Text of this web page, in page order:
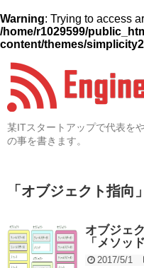
Warning: Trying to access
/home/r1029599/
content/themes/
某ITスタートアップで代表を
の事を書きます。
「 オブジェクト指向 」
オブジェ
「メソッド
2017/5/1